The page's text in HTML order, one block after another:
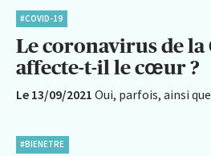
#COVID-19
Le coronavirus de la
affecte-t-il le cœur ?
Le 13/09/2021 Oui, parfois, ainsi
#BIENETRE